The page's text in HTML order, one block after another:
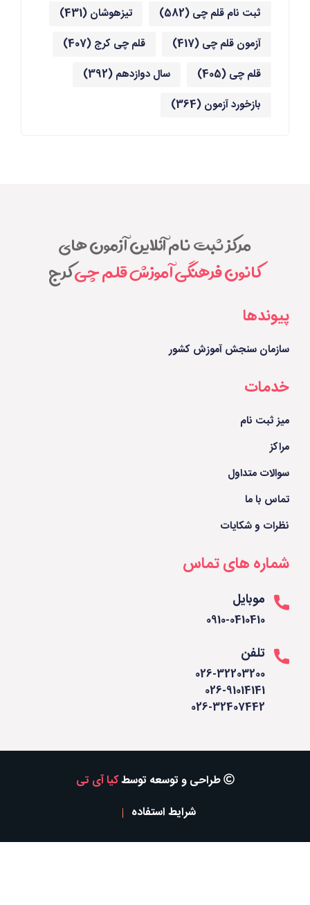
ثبت نام قلم چی (582) تیزهوشان(431)
آزمون قلم چی (417) قلم چی کرج (407)
قلم چی (405) سال دوازدهم(392)
بازخورد آزمون(364)
مرکز ثبت نام آنلاین آزمون های
کانون فرهنگی آموزش قلم چیکرج
پیوندها
سازمان سنجش آموزش کشور
خدمات
میز ثبت نام
سوالات متداول
تماس با ما
نظرات و شکایات
شماره های تماس
موبایل
0910-0410410
تلفن
026-32203200
026-91014141
026-32407442
طراحی و توسعه توسطکیا آی تی
شرایط استفاده